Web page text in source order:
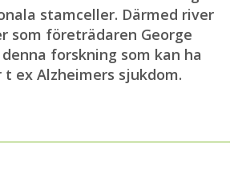
stamceller. Därmed river
som företrädaren George
forskning som kan ha
ex Alzheimers sjukdom.